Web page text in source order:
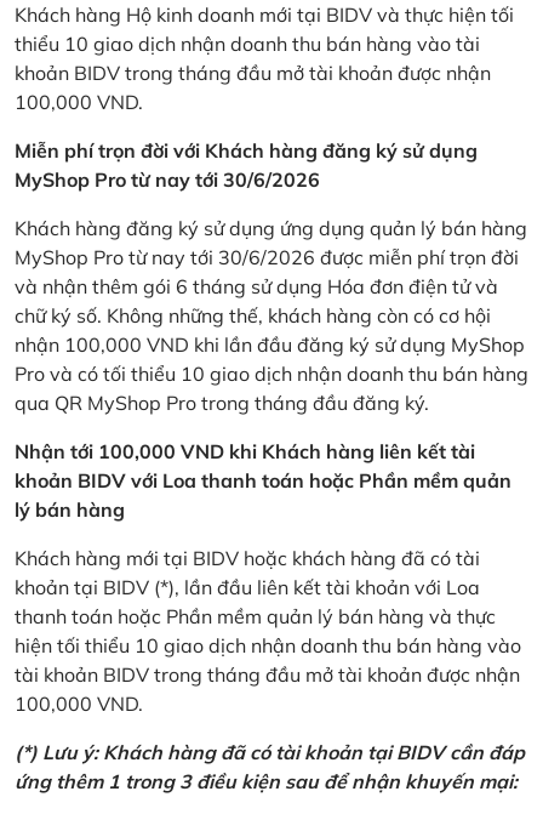
Khách hàng Hộ kinh doanh mới tại BIDV và thực hiện tối
thiểu 10 giao dịch nhận doanh thu bán hàng vào tài
khoản BIDV trong tháng đầu mở tài khoản được nhận
100,000 VND.
Miễn phí trọn đời với Khách hàng đăng ký sử dụng
MyShop Pro từ nay tới 30/6/2026
Khách hàng đăng ký sử dụng ứng dụng quản lý bán hàng
MyShop Pro từ nay tới 30/6/2026 được miễn phí trọn đời
và nhận thêm gói 6 tháng sử dụng Hóa đơn điện tử và
chữ ký số. Không những thế, khách hàng còn có cơ hội
nhận 100,000 VND khi lần đầu đăng ký sử dụng MyShop
Pro và có tối thiểu 10 giao dịch nhận doanh thu bán hàng
qua QR MyShop Pro trong tháng đầu đăng ký.
Nhận tới 100,000 VND khi Khách hàng liên kết tài
khoản BIDV với Loa thanh toán hoặc Phần mềm quản
lý bán hàng
Khách hàng mới tại BIDV hoặc khách hàng đã có tài
khoản tại BIDV (*), lần đầu liên kết tài khoản với Loa
thanh toán hoặc Phần mềm quản lý bán hàng và thực
hiện tối thiểu 10 giao dịch nhận doanh thu bán hàng vào
tài khoản BIDV trong tháng đầu mở tài khoản được nhận
100,000 VND.
(*) Lưu ý: Khách hàng đã có tài khoản tại BIDV cần đáp
ứng thêm 1 trong 3 điều kiện sau để nhận khuyến mại: